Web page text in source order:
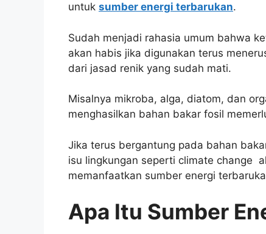
untuk sumber energi terbarukan.
Sudah menjadi rahasia umum bahwa
akan habis jika digunakan terus
dari jasad renik yang sudah mati.
Misalnya mikroba, alga, diatom, dan
menghasilkan bahan bakar fosil
Jika terus bergantung pada bahan
isu lingkungan seperti climate change
memanfaatkan sumber energi
Apa Itu Sumber